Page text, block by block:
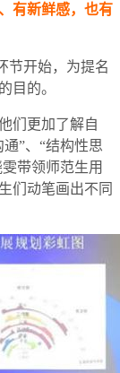
有新鲜感，也有
节开始，为提名
目的。
们更加了解自
”、“结构性思
带领师范生用
们动笔画出不同